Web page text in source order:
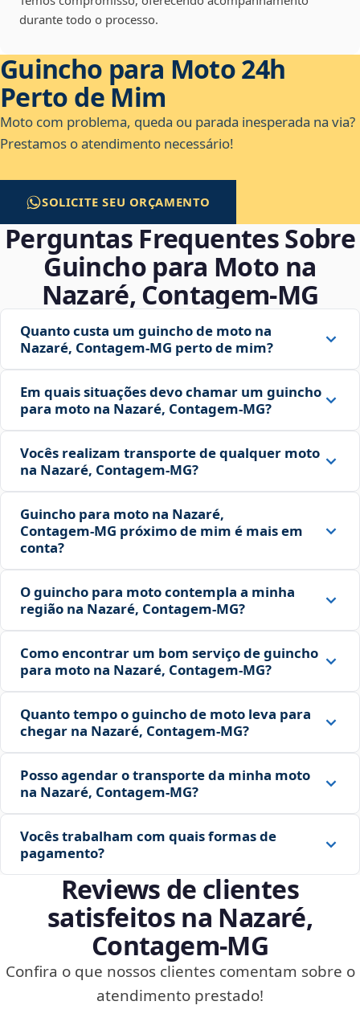
durante todo o processo.
Guincho para Moto 24h
Perto de Mim
Moto com problema, queda ou parada inesperada na via?
Prestamos o atendimento necessário!
SOLICITE SEU ORÇAMENTO
Perguntas Frequentes Sobre
Guincho para Moto na
Nazaré, Contagem‑MG
Quanto custa um guincho de moto na
Nazaré, Contagem‑MG perto de mim?
Em quais situações devo chamar um guincho
para moto na Nazaré, Contagem‑MG?
Vocês realizam transporte de qualquer moto
na Nazaré, Contagem‑MG?
Guincho para moto na Nazaré,
Contagem‑MG próximo de mim é mais em
conta?
O guincho para moto contempla a minha
região na Nazaré, Contagem‑MG?
Como encontrar um bom serviço de guincho
para moto na Nazaré, Contagem‑MG?
Quanto tempo o guincho de moto leva para
chegar na Nazaré, Contagem‑MG?
Posso agendar o transporte da minha moto
na Nazaré, Contagem‑MG?
Vocês trabalham com quais formas de
pagamento?
Reviews de clientes
satisfeitos na Nazaré,
Contagem‑MG
Confira o que nossos clientes comentam sobre o
atendimento prestado!